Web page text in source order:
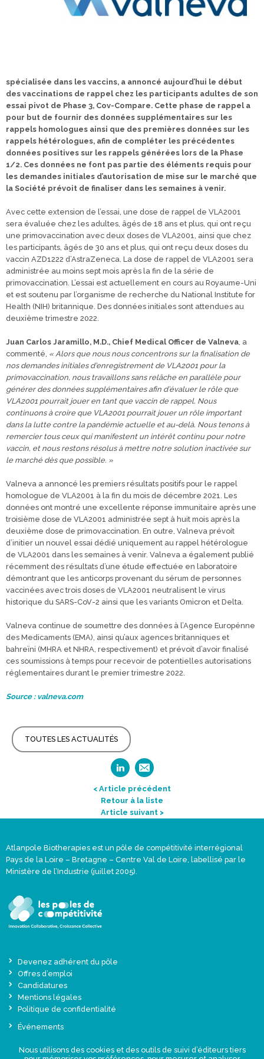
spécialisée dans les vaccins, a annoncé aujourd’hui le début
des vaccinations de rappel chez les participants adultes de son
essai pivot de Phase 3, Cov-Compare. Cette phase de rappel a
pour but de fournir des données supplémentaires sur les
rappels homologues ainsi que des premières données sur les
rappels hétérologues, afin de compléter les précédentes
données positives sur les rappels générées lors de la Phase
1/2. Ces données ne font pas partie des éléments requis pour
les demandes initiales d’autorisation de mise sur le marché que
la Société prévoit de finaliser dans les semaines à venir.
Avec cette extension de l’essai, une dose de rappel de VLA2001
sera évaluée chez les adultes, âgés de 18 ans et plus, qui ont reçu
une primovaccination avec deux doses de VLA2001, ainsi que chez
les participants, âgés de 30 ans et plus, qui ont reçu deux doses du
vaccin AZD1222 d’AstraZeneca. La dose de rappel de VLA2001 sera
administrée au moins sept mois après la fin de la série de
primovaccination. L’essai est actuellement en cours au Royaume-Uni
et est soutenu par l’organisme de recherche du National Institute for
Health (NIH) britannique. Des données initiales sont attendues au
deuxième trimestre 2022.
Juan Carlos Jaramillo, M.D., Chief Medical Officer de Valneva, a
commenté, « Alors que nous nous concentrons sur la finalisation de
nos demandes initiales d’enregistrement de VLA2001 pour la
primovaccination, nous travaillons sans relâche en parallèle pour
générer des données supplémentaires afin d’évaluer le rôle que
VLA2001 pourrait jouer en tant que vaccin de rappel. Nous
continuons à croire que VLA2001 pourrait jouer un rôle important
dans la lutte contre la pandémie actuelle et au-delà. Nous tenons à
remercier tous ceux qui manifestent un intérêt continu pour notre
vaccin, et nous restons résolus à mettre notre solution inactivée sur
le marché dès que possible. »
Valneva a annoncé les premiers résultats positifs pour le rappel
homologue de VLA2001 à la fin du mois de décembre 2021. Les
données ont montré une excellente réponse immunitaire après une
troisième dose de VLA2001 administrée sept à huit mois après la
deuxième dose de primovaccination. En outre, Valneva prévoit
d’initier un nouvel essai dédié uniquement au rappel hétérologue
de VLA2001 dans les semaines à venir. Valneva a également publié
récemment des résultats d’une étude effectuée en laboratoire
démontrant que les anticorps provenant du sérum de personnes
vaccinées avec trois doses de VLA2001 neutralisent le virus
historique du SARS-CoV-2 ainsi que les variants Omicron et Delta.
Valneva continue de soumettre des données à l’Agence Europénne
des Medicaments (EMA), ainsi qu’aux agences britanniques et
bahreïni (MHRA et NHRA, respectivement) et prévoit d’avoir finalisé
ces soumissions à temps pour recevoir de potentielles autorisations
réglementaires durant le premier trimestre 2022.
Source : valneva.com
TOUTES LES ACTUALITÉS
< Article précédent
Retour à la liste
Article suivant >
Atlanpole Biotherapies est un pôle de compétitivité interrégional
Pays de la Loire – Bretagne – Centre Val de Loire, labellisé par le
Ministère de l’Industrie (juillet 2005).
Devenez adhérent du pôle
Offres d’emploi
Candidatures
Mentions légales
Politique de confidentialité
Événements
Une offre globale sur-mesure
Nous utilisons des cookies et des outils de suivi d’éditeurs tiers